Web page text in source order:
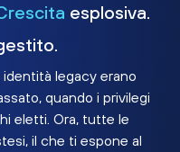
esplosiva.
legacy erano
quando i privilegi
eletti. Ora, tutte le
il che ti espone al